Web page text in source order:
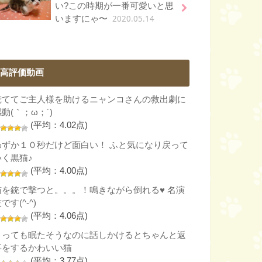
い?この時期が一番可愛いと思
いますにゃ〜 2020.05.14
高評価動画
ててご主人様を助けるニャンコさんの救出劇に
動(｀；ω；´)
(平均：4.02点)
ずか１０秒だけど面白い！ ふと気になり戻って
黒猫♪
(平均：4.00点)
を銃で撃つと。。。！鳴きながら倒れる♥ 名演
です(^-^)
(平均：4.06点)
っても眠たそうなのに話しかけるとちゃんと返
をするかわいい猫